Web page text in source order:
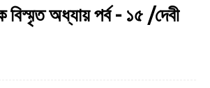
অধ্যায় পর্ব - ১৫ /দেবী